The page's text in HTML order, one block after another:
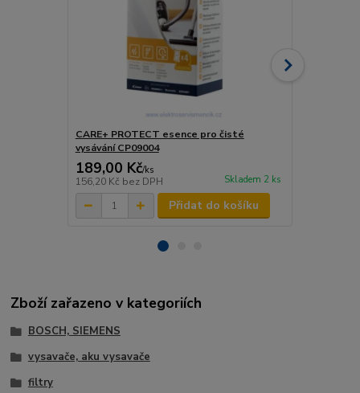
CARE+ PROTECT esence pro čisté
vysávání CP09004
189,00 Kč/ks
156,20 Kč bez DPH Skladem 2 ks
Přidat do košíku
Zboží zařazeno v kategoriích
BOSCH, SIEMENS
vysavače, aku vysavače
filtry